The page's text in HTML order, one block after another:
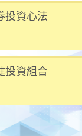
程因報名人數不
已繳費用，概不
正式收據並不可
將在截止報名日
落選的申請人將
投資心法
投資組合